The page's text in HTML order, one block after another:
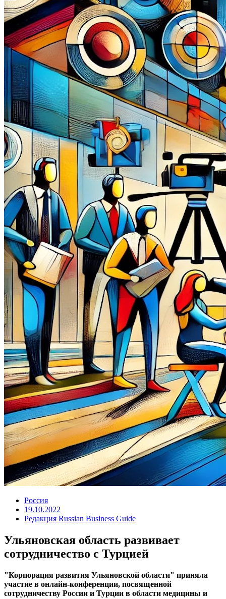
Россия
19.10.2022
Редакция Russian Business Guide
Ульяновская область развивает
сотрудничество с Турцией
"Корпорация развития Ульяновской области" приняла
участие в онлайн-конференции, посвященной
сотрудничеству России и Турции в области медицины и